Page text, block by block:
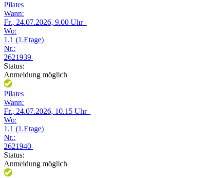
Pilates
Wann:
Fr., 24.07.2026, 9.00 Uhr
Wo:
1.1 (1.Etage)
Nr.:
2621939
Status:
Anmeldung möglich
Pilates
Wann:
Fr., 24.07.2026, 10.15 Uhr
Wo:
1.1 (1.Etage)
Nr.:
2621940
Status:
Anmeldung möglich